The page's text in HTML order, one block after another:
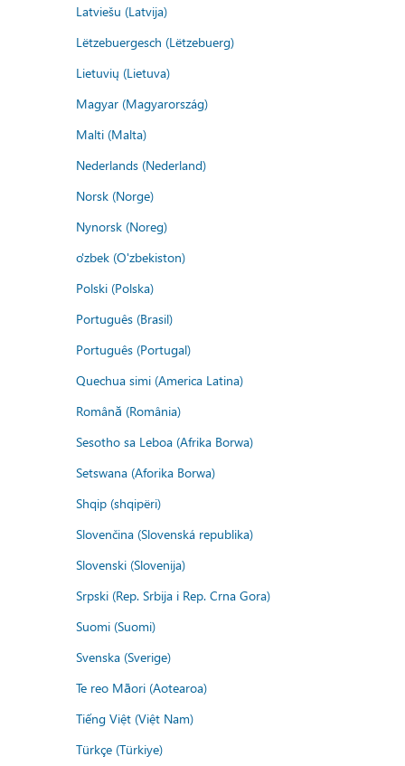
Latviešu (Latvija)
Lëtzebuergesch (Lëtzebuerg)
Lietuvių (Lietuva)
Magyar (Magyarország)
Malti (Malta)
Nederlands (Nederland)
Norsk (Norge)
Nynorsk (Noreg)
o'zbek (O'zbekiston)
Polski (Polska)
Português (Brasil)
Português (Portugal)
Quechua simi (America Latina)
Română (România)
Sesotho sa Leboa (Afrika Borwa)
Setswana (Aforika Borwa)
Shqip (shqipëri)
Slovenčina (Slovenská republika)
Slovenski (Slovenija)
Srpski (Rep. Srbija i Rep. Crna Gora)
Suomi (Suomi)
Svenska (Sverige)
Te reo Māori (Aotearoa)
Tiếng Việt (Việt Nam)
Türkçe (Türkiye)